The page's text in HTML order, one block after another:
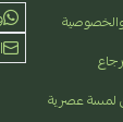
لمسة عصرية